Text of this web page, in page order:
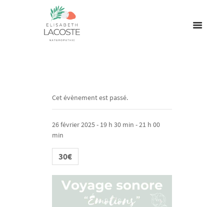
Cet évènement est passé.
26 février 2025 - 19 h 30 min -21 h 00
min
30€